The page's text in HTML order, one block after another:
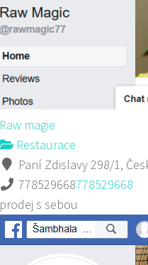
Raw magie
Restaurace
Paní Zdislavy 298/1,
778529668778529668
prodej s sebou